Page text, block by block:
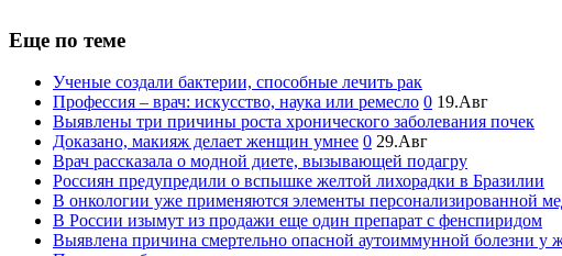
Еще по теме
Ученые создали бактерии, способные лечить рак
Профессия – врач: искусство, наука или ремесло 0 19.Авг
Выявлены три причины роста хронического заболевания почек
Доказано, макияж делает женщин умнее 0 29.Авг
Врач рассказала о модной диете, вызывающей подагру
Россиян предупредили о вспышке желтой лихорадки в Бразилии
В онкологии уже применяются элементы персонализированной
В России изымут из продажи еще один препарат с фенспиридом
Выявлена причина смертельно опасной аутоиммунной болезни у